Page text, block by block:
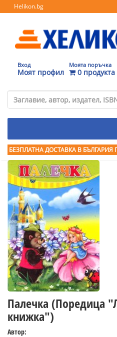
Helikon.bg
Вход
Моят профил
Моята поръчка
0 продукта
БЕЗПЛАТНА ДОСТАВКА В БЪЛГАРИЯ
Палечка (Поредица
книжка")
Автор: